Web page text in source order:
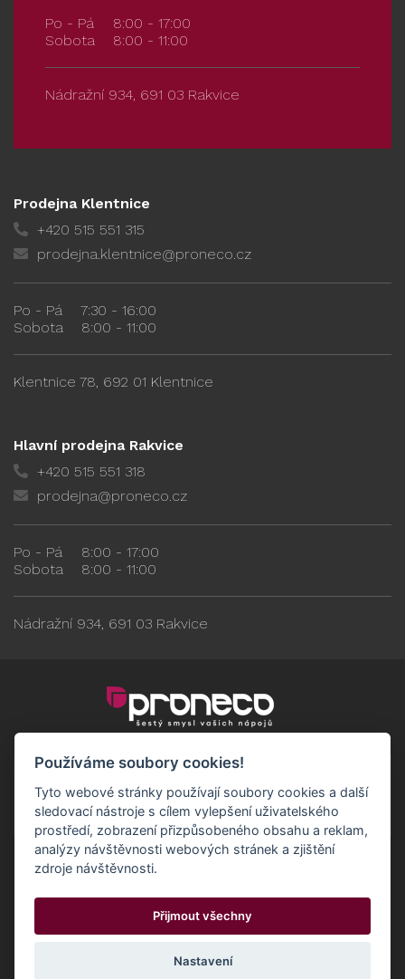
Po - Pá
8:00 - 17:00
Sobota
8:00 - 11:00
Nádražní 934, 691 03 Rakvice
Prodejna Klentnice
+420 515 551 315
prodejna.klentnice@proneco.cz
Po - Pá
7:30 - 16:00
Sobota
8:00 - 11:00
Klentnice 78, 692 01 Klentnice
Hlavní prodejna Rakvice
+420 515 551 318
prodejna@proneco.cz
Po - Pá
8:00 - 17:00
Sobota
8:00 - 11:00
Nádražní 934, 691 03 Rakvice
GDPR - Odběratelé
GDPR - Dodavatelé
Možnosti dopravy a platby
Cookies
© 2024 Proneco
Používáme soubory cookies!
Tyto webové stránky používají soubory cookies a další
sledovací nástroje s cílem vylepšení uživatelského
prostředí, zobrazení přizpůsobeného obsahu a reklam,
analýzy návštěvnosti webových stránek a zjištění
zdroje návštěvnosti.
Přijmout všechny
Nastavení